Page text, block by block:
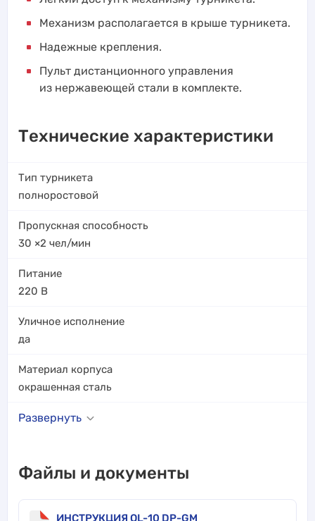
Механизм располагается в крыше турникета.
Надежные крепления.
Пульт дистанционного управления
из нержавеющей стали в комплекте.
Технические характеристики
Тип турникета
полноростовой
Пропускная способность
30 ×2 чел/мин
Питание
220 В
Уличное исполнение
да
Материал корпуса
окрашенная сталь
Развернуть
Файлы и документы
ИНСТРУКЦИЯ QL-10 DP-GM